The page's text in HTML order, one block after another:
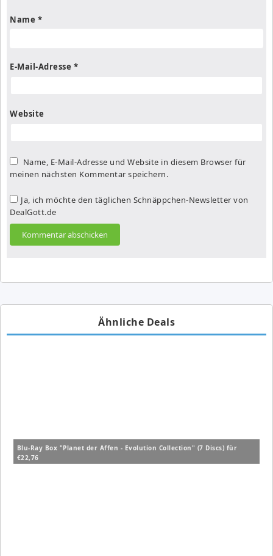
Name *
E-Mail-Adresse *
Website
Name, E-Mail-Adresse und Website in diesem Browser für
meinen nächsten Kommentar speichern.
Ja, ich möchte den täglichen Schnäppchen-Newsletter von
DealGott.de
Ähnliche Deals
Blu-Ray Box "Planet der Affen - Evolution Collection" (7 Discs) für
€22,76